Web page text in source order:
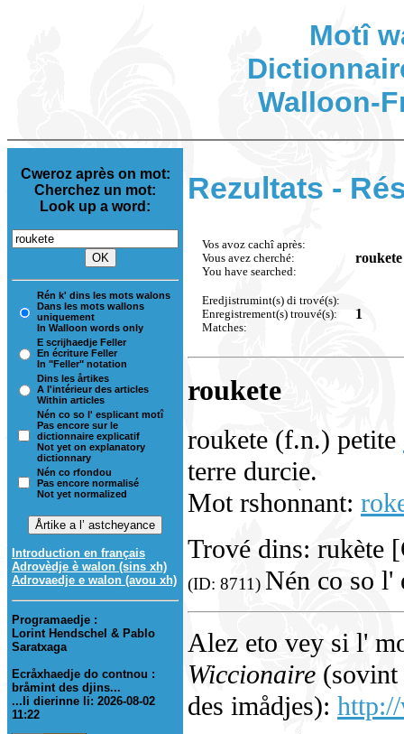
Motî
Walloon-
Cweroz après on mot:
Cherchez un mot:
Look up a word:
Rén k' dins les mots walons
Dans les mots wallons
uniquement
In Walloon words only
E scrijhaedje Feller
En écriture Feller
In "Feller" notation
Dins les årtikes
A l'intérieur des articles
Within articles
Nén co so l' esplicant motî
Pas encore sur le
dictionnaire explicatif
Not yet on explanatory
dictionnary
Nén co rfondou
Pas encore normalisé
Not yet normalized
Introduction en français
Adrovèdje è walon (sins xh)
Adrovaedje e walon (avou xh)
Programaedje :
Lorint Hendschel & Pablo
Saratxaga
Ecråxhaedje do contnou :
bråmint des djins...
...li dierinne li: 2026-08-02
11:22
Rezultats -
Vos avoz cachî après:
Vous avez cherché:
You have searched:
roukete
Eredjistrumint(s) di trové(s):
Enregistrement(s) trouvé(s):
Matches:
1
roukete
roukete (f.n.) petite
terre durcie.
Mot rshonnant:
Trové dins: rukète
(ID: 8711) Nén co so l'
Alez eto vey si l'
Wiccionaire (sovint
des imådjes):